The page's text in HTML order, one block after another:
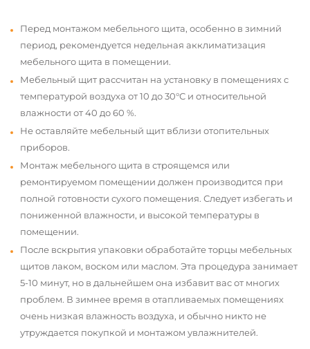
Перед монтажом мебельного щита, особенно в зимний
период, рекомендуется недельная акклиматизация
мебельного щита в помещении.
Мебельный щит рассчитан на установку в помещениях с
температурой воздуха от 10 до 30°С и относительной
влажности от 40 до 60 %.
Не оставляйте мебельный щит вблизи отопительных
приборов.
Монтаж мебельного щита в строящемся или
ремонтируемом помещении должен производится при
полной готовности сухого помещения. Следует избегать и
пониженной влажности, и высокой температуры в
помещении.
После вскрытия упаковки обработайте торцы мебельных
щитов лаком, воском или маслом. Эта процедура занимает
5-10 минут, но в дальнейшем она избавит вас от многих
проблем. В зимнее время в отапливаемых помещениях
очень низкая влажность воздуха, и обычно никто не
утруждается покупкой и монтажом увлажнителей.